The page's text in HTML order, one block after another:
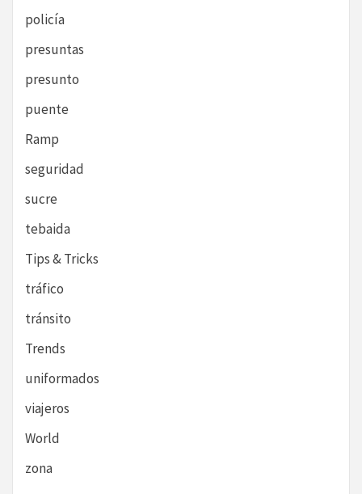
policía
presuntas
presunto
puente
Ramp
seguridad
sucre
tebaida
Tips & Tricks
tráfico
tránsito
Trends
uniformados
viajeros
World
zona